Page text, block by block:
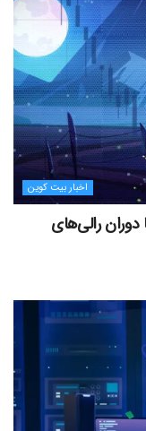
اخبار بیت کوین
دوران رالی‌های